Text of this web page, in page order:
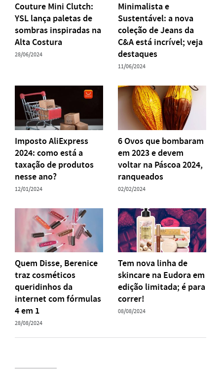
Couture Mini Clutch:
YSL lança paletas de
sombras inspiradas na
Alta Costura
28/06/2024
Minimalista e
Sustentável: a nova
coleção de Jeans da
C&A está incrível; veja
destaques
11/06/2024
Imposto AliExpress
2024: como está a
taxação de produtos
nesse ano?
12/01/2024
6 Ovos que bombaram
em 2023 e devem
voltar na Páscoa 2024,
ranqueados
02/02/2024
Quem Disse, Berenice
traz cosméticos
queridinhos da
internet com fórmulas
4 em 1
28/08/2024
Tem nova linha de
skincare na Eudora em
edição limitada; é para
correr!
08/08/2024